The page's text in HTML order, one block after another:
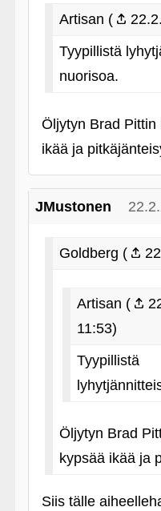
Artisan (
Tyypillistä
nuorisoa.
Öljytyn Brad
ikää ja
JMustonen
Goldberg (
Artisan (
11:53)
Tyypillistä
Öljytyn Brad
kypsää ikää ja
Siis tälle